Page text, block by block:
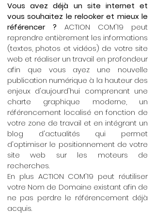
Vous avez déjà un site internet et
vous souhaitez le relooker et mieux le
référencer ? ACTION COM'19 peut
reprendre entièrement les informations
(textes, photos et vidéos) de votre site
web et réaliser un travail en profondeur
afin que vous ayez une nouvelle
publication numérique à la hauteur des
enjeux d'aujourd'hui comprenant une
charte graphique moderne, un
référencement localisé en fonction de
votre zone de travail et en intégrant un
blog d'actualités qui permet
d'optimiser le positionnement de votre
site web sur les moteurs de
recherches.
En plus ACTION COM'19 peut réutiliser
votre Nom de Domaine existant afin de
ne pas perdre le référencement déjà
acquis.